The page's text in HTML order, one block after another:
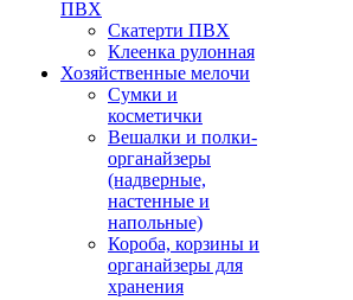
ПВХ
Скатерти ПВХ
Клеенка рулонная
Хозяйственные мелочи
Сумки и
косметички
Вешалки и полки-
органайзеры
(надверные,
настенные и
напольные)
Короба, корзины и
органайзеры для
хранения